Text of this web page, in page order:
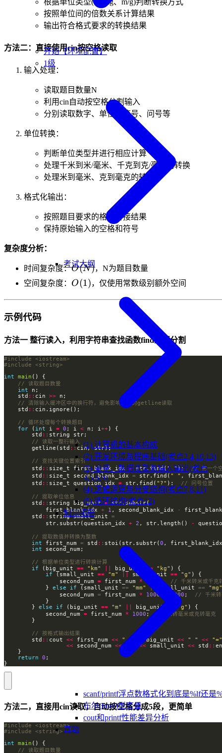
开始【环境配置】
1级
考试大纲
(1) 计算机的基本构成
(2) 开发环境与程序基础(考点2,4,10,13)
(3) 变量、数据类型与输入输出(考点
3,5,6,9)
(4) 逻辑运算与分支结构(考点7,8,11)
(5) 循环结构(考点12)
知识拓展
scanf/printf浮点数格式化到底是%lf还是
布尔(bool)型变量
cout和printf性能差异分析
真题
按照单位间的倍数关系计算结果
输出符合格式要求的转换结果
方法二：直接使用cin按空格读取
输入处理：
读取题目数量N
利用cin自动按空格分割输入
分别读取数字、单位、等号、问号等
单位转换：
判断单位类型并进行相应计算
处理千米到米/毫米、千克到克/毫克的转换
处理米到毫米、克到毫克的转换
格式化输出：
按照题目要求的格式拼接结果
保持原始输入的空格和符号
复杂度分析：
时间复杂度：O(N)
O(N)，N为题目数量
空间复杂度： O(1)
O(1)，仅使用常数级别额外空间
示例代码
方法一 整行读入，利用字符串查找函数find进行分割
#include
<iostream>
#include
<string>
int
main
int
    std
:: cin >>
    std
::
for ( int i = 0 ; i < n; i ++
        std
::
        getline(std
::
        std
:: size_t first_blank_idx = str.find( " ");
        std
:: size_t second_blank_idx = str.find( " " ,
        std
:: size_t question_idx = str.find( "?" );
        std
:: string big_unit =
            first_blank_idx
+ 1 , second_blank_idx -
        std
:: string small_unit =
            str.substr(question_idx
+ 2 , str.length() -
int first_num = std :: stoi(str.substr(0
int
if (big_unit == "km" big_unit == "kg"
if (small_unit == "m" small_unit == "g"
                second_num
= first_num *
;
            }
else if (small_unit == "mm" || small_unit ==
"mg"
                second_num
= first_num * 1000 1000 ;
        }
else if (big_unit == "m" big_unit "g"
            second_num
= first_num * 1000 ;
        std
:: cout << first_num << " " big_unit << " " <<
"="
<< second_num << << small_unit << std ::
return
0
}
方法二，直接用cin读取，自动按空格分成5段，更简单
#include
<iostream>
#include
<string>
int
main